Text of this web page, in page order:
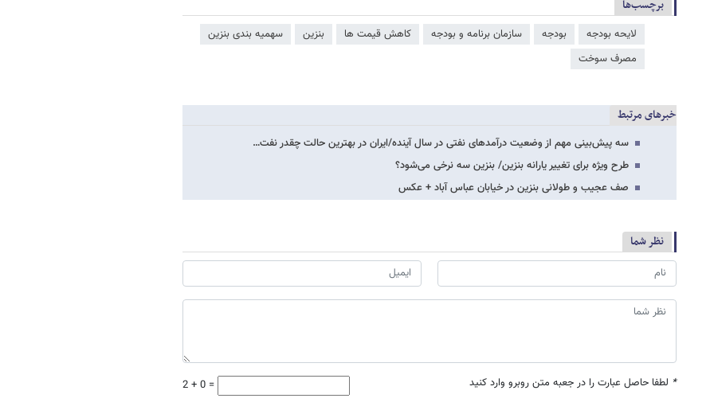
برچسب‌ها
لایحه بودجه بودجه سازمان برنامه و بودجه کاهش قیمت ها بنزین
سهمیه بندی بنزین
مصرف سوخت
خبرهای مرتبط
سه پیش‌بینی مهم از وضعیت درآمدهای نفتی در سال آینده/ایران در بهترین حالت چقدر نفت…
طرح ویژه برای تغییر یارانه بنزین/ بنزین سه نرخی می‌شود؟
صف عجیب و طولانی بنزین در خیابان عباس آباد + عکس
نظر شما
* لطفا حاصل عبارت را در جعبه متن روبرو وارد کنید 2 + 0 =